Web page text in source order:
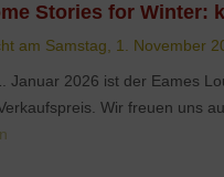
Stories for Winter:
am Samstag, 1. November
Januar 2026 ist der Eames
Wir freuen uns